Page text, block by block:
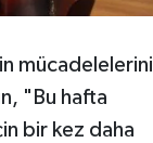
mücadelelerini
"Bu hafta
bir kez daha